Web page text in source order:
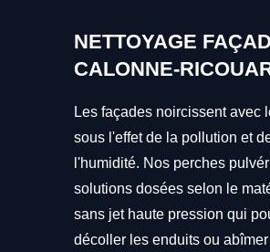
NETTOYAGE
CALONNE-
Les façades noircissent avec
sous l'effet de la pollution et
l'humidité. Nos perches
solutions dosées selon le
sans jet haute pression qui
décoller les enduits ou